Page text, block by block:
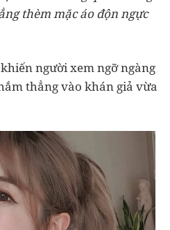
thèm mặc áo độn ngực
người xem ngỡ ngàng
thẳng vào khán giả vừa